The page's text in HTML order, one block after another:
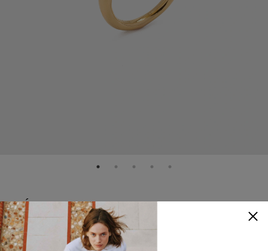
LIÉ STUDIO
The Victoria 戒指
NTD